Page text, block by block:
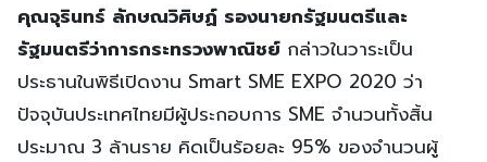
คุณจุรินทร์ ลักษณวิศิษฏ์ รองนายกรัฐมนตรีและ
รัฐมนตรีว่าการกระทรวงพาณิชย์ กล่าวในวาระเป็น
ประธานในพิธีเปิดงาน Smart SME EXPO 2020 ว่า
ปัจจุบันประเทศไทยมีผู้ประกอบการ SME จำนวนทั้งสิ้น
ประมาณ 3 ล้านราย คิดเป็นร้อยละ 95% ของจำนวนผู้